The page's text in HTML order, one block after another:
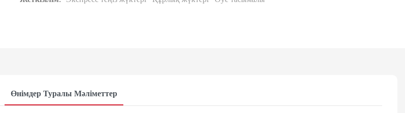
Өнімдер Туралы Мәліметтер